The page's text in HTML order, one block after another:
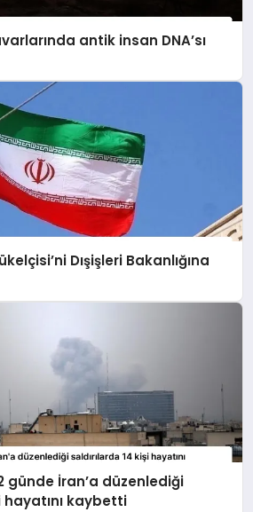
antik insan DNA’sı
Dışişleri Bakanlığına
günde İran’a düzenlediği
hayatını kaybetti